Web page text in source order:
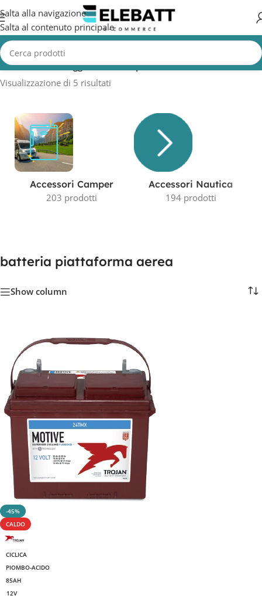
Salta alla navigazione
Salta al contenuto principale
Home/Prodotti taggati “batteria piattaforma aerea”
Visualizzazione di 5 risultati
Accessori Camper
203 prodotti
Accessori Nautica
194 prodotti
batteria piattaforma aerea
Show column
-45%
CALDO
CICLICA
PIOMBO-ACIDO
85AH
12V